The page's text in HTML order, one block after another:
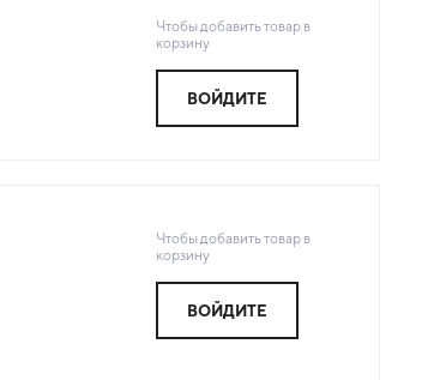
Чтобы добавить товар в
корзину
ВОЙДИТЕ
Чтобы добавить товар в
корзину
ВОЙДИТЕ